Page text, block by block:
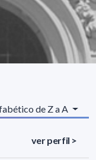
de Z a A
ver perfil >